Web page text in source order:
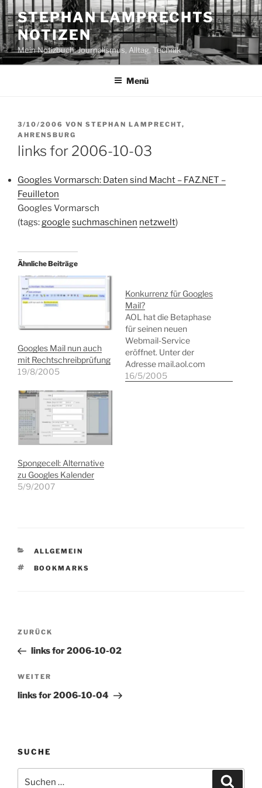
Zum
Inhalt
springen
STEPHAN LAMPRECHTS
NOTIZEN
Mein Notizbuch: Journalismus, Alltag, Technik
Menü
VERÖFFENTLICHT
AM
3/10/2006 VON STEPHAN LAMPRECHT,
AHRENSBURG
links for 2006-10-03
Googles Vormarsch: Daten sind Macht – FAZ.NET –
Feuilleton
Googles Vormarsch
(tags:google suchmaschinen netzwelt)
Ähnliche Beiträge
Googles Mail nun auch
mit Rechtschreibprüfung
19/8/2005
Konkurrenz für Googles
Mail?
AOL hat die Betaphase
für seinen neuen
Webmail-Service
eröffnet. Unter der
Adresse mail.aol.com
kann sich jeder für den
16/5/2005
Spongecell: Alternative
zu Googles Kalender
5/9/2007
KATEGORIEN
ALLGEMEIN
SCHLAGWÖRTER
BOOKMARKS
Beitragsnavigation
Vorheriger
Beitrag
ZURÜCK
links for 2006-10-02
Nächster
Beitrag
WEITER
links for 2006-10-04
SUCHE